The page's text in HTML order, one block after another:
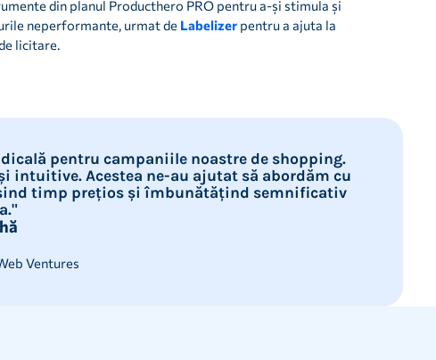
din planul Producthero PRO pentru a-și stimula și
neperformante, urmat de Labelizer pentru a ajuta la
licitare.
pentru campaniile noastre de shopping.
intuitive. Acestea ne-au ajutat să abordăm cu
timp prețios și îmbunătățind semnificativ
Ventures